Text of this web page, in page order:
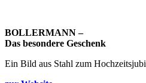
BOLLERMANN –
Das besondere Geschenk
Ein Bild aus Stahl zum